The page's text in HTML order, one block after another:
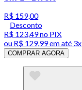
R$ 159,00
Desconto
R$ 123,49no PIX
ou R$ 129,99em até
COMPRAR AGORA